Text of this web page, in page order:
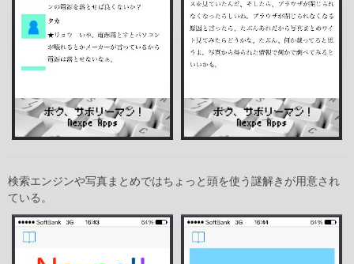
検索エンジンや写真まとめではちょっと頭を使う謎解きが用意され
ている。